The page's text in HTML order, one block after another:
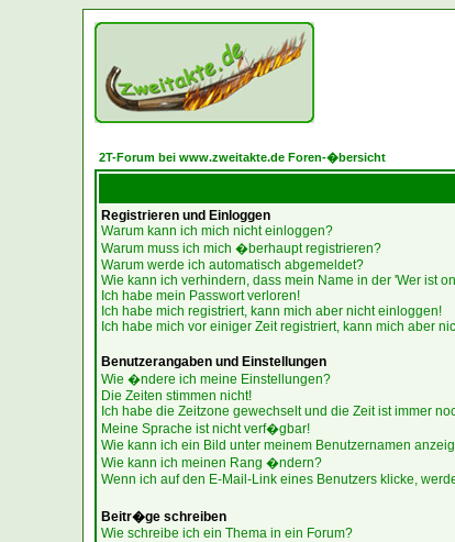
2T-Forum bei www.zweitakte.de Foren-�bersicht
Registrieren und Einloggen
Warum kann ich mich nicht einloggen?
Warum muss ich mich �berhaupt registrieren?
Warum werde ich automatisch abgemeldet?
Wie kann ich verhindern, dass mein Name in der 'Wer ist
Ich habe mein Passwort verloren!
Ich habe mich registriert, kann mich aber nicht einloggen!
Ich habe mich vor einiger Zeit registriert, kann mich aber
Benutzerangaben und Einstellungen
Wie �ndere ich meine Einstellungen?
Die Zeiten stimmen nicht!
Ich habe die Zeitzone gewechselt und die Zeit ist immer
Meine Sprache ist nicht verf�gbar!
Wie kann ich ein Bild unter meinem Benutzernamen
Wie kann ich meinen Rang �ndern?
Wenn ich auf den E-Mail-Link eines Benutzers klicke,
Beitr�ge schreiben
Wie schreibe ich ein Thema in ein Forum?